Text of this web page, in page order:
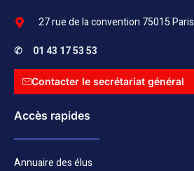
27 rue de la convention 75015 Paris
✆ 01 43 17 53 53
Contacter le secrétariat général
Accès rapides
Annuaire des élus